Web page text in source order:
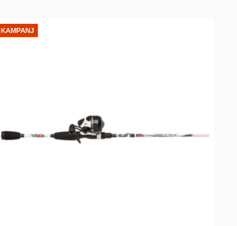
KAMPANJ